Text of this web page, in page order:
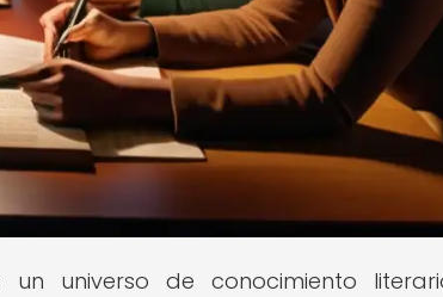
universo de conocimiento